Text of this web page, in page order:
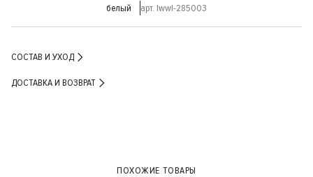
белый арт. lwwl-285003
СОСТАВ И УХОД
ДОСТАВКА И ВОЗВРАТ
ПОХОЖИЕ ТОВАРЫ